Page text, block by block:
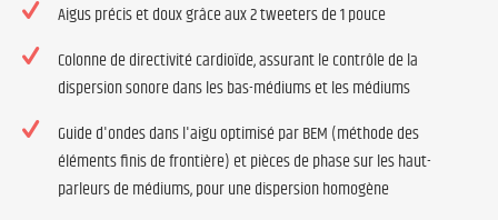
Aigus précis et doux grâce aux 2 tweeters de 1 pouce
Colonne de directivité cardioïde, assurant le contrôle de la
dispersion sonore dans les bas-médiums et les médiums
Guide d'ondes dans l'aigu optimisé par BEM (méthode des
éléments finis de frontière) et pièces de phase sur les haut-
parleurs de médiums, pour une dispersion homogène